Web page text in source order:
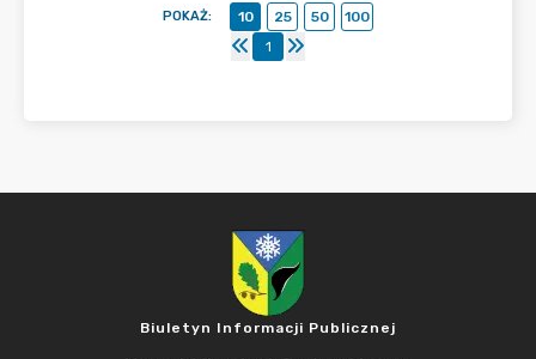
POKAŻ: 10 25 50
100
1
Biuletyn Informacji Publicznej